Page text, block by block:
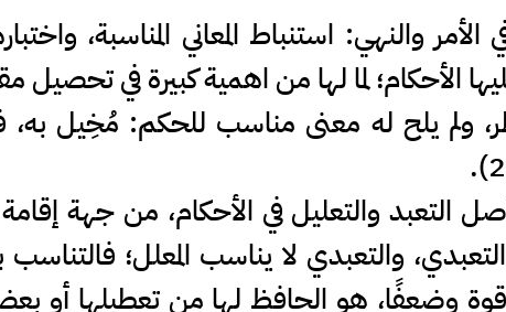
والنهي: استنباط المعاني المناسبة،
الأحكام؛ لما لها من اهمية كبيرة في تحصيل
ولم يلح له معنى مناسب للحكم: مُخِيل
التعبد والتعليل في الأحكام، من جهة إقامة
والتعبدي لا يناسب المعلل؛ فالتناسب
قوة وضعفًا، هو الحافظ لها من تعطيلها أو